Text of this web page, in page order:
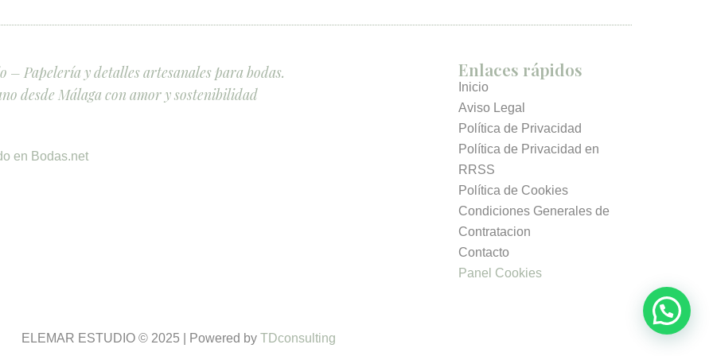
– Papelería y detalles artesanales para bodas.
desde Málaga con amor y sostenibilidad
Enlaces rápidos
Inicio
Aviso Legal
Política de Privacidad
Política de Privacidad en
RRSS
Política de Cookies
Condiciones Generales de
Contratacion
Contacto
Panel Cookies
ELEMAR ESTUDIO © 2025 | Powered by TDconsulting